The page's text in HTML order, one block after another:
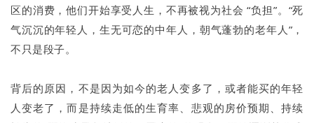
区的消费，他们开始享受人生，不再被视为社会 “负担”。“死
气沉沉的年轻人，生无可恋的中年人，朝气蓬勃的老年人”，
不只是段子。
背后的原因，不是因为如今的老人变多了，或者能买的年轻
人变老了，而是持续走低的生育率、悲观的房价预期、持续